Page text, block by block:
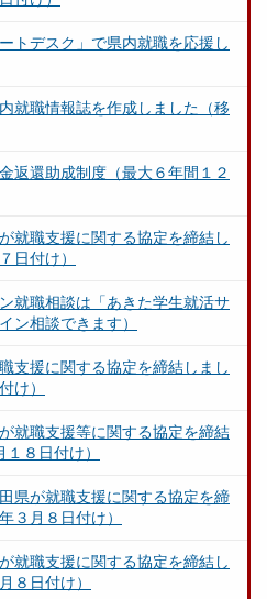
トデスク」で県内就職を応援し
就職情報誌を作成しました（移
返還助成制度（最大６年間１２
就職支援に関する協定を締結し
日付け）
就職相談は「あきた学生就活サ
ン相談できます）
支援に関する協定を締結しまし
け）
就職支援等に関する協定を締結
８日付け）
県が就職支援に関する協定を締
３月８日付け）
就職支援に関する協定を締結し
８日付け）